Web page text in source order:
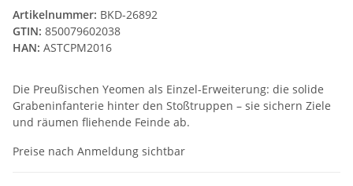
Artikelnummer: BKD-26892
GTIN: 850079602038
HAN: ASTCPM2016
Die Preußischen Yeomen als Einzel-Erweiterung: die solide
Grabeninfanterie hinter den Stoßtruppen – sie sichern Ziele
und räumen fliehende Feinde ab.
Preise nach Anmeldung sichtbar